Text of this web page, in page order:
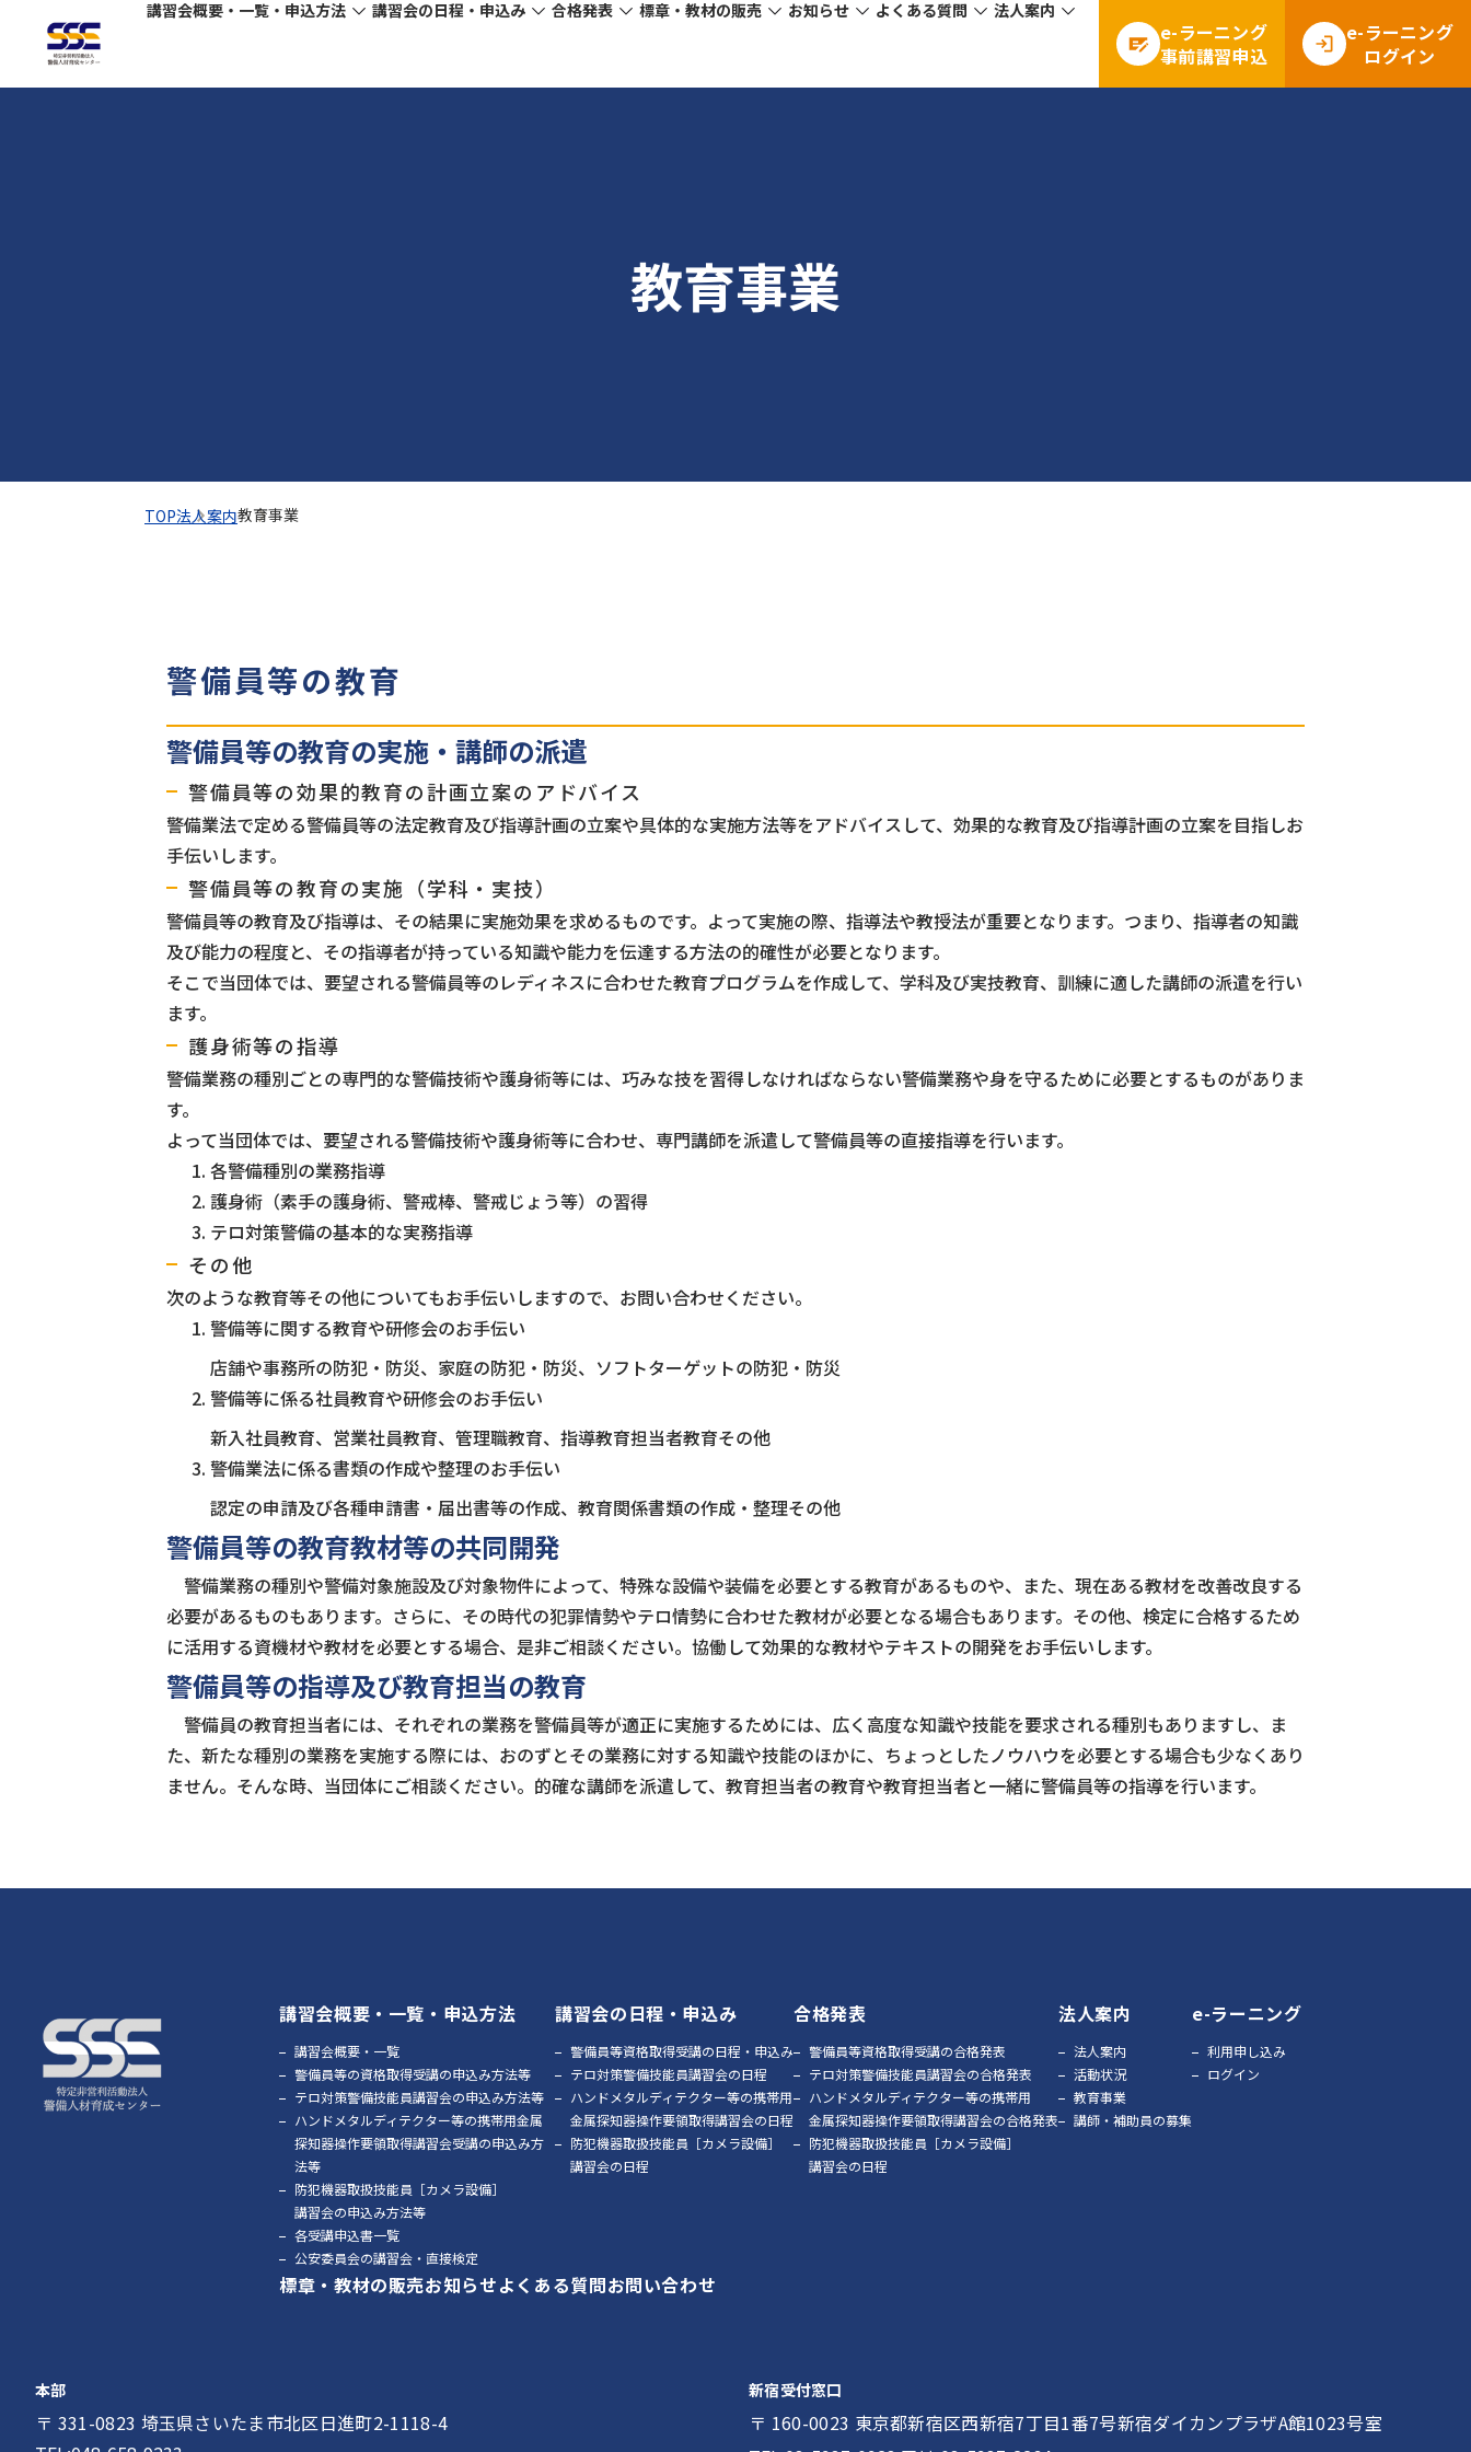
講習会概要・一覧・申込方法 講習会の日程・申込み 合格発表 標章・教材の販売 お知らせ よくある質問 法人案内
e-ラーニング
事前講習申込
e-ラーニング
ログイン
教育事業
TOP法人案内教育事業
警備員等の教育
警備員等の教育の実施・講師の派遣
警備員等の効果的教育の計画立案のアドバイス
警備業法で定める警備員等の法定教育及び指導計画の立案や具体的な実施方法等をアドバイスして、効果的な教育及び指導計画の立案を目指しお
手伝いします。
警備員等の教育の実施（学科・実技）
警備員等の教育及び指導は、その結果に実施効果を求めるものです。よって実施の際、指導法や教授法が重要となります。つまり、指導者の知識
及び能力の程度と、その指導者が持っている知識や能力を伝達する方法の的確性が必要となります。
そこで当団体では、要望される警備員等のレディネスに合わせた教育プログラムを作成して、学科及び実技教育、訓練に適した講師の派遣を行い
ます。
護身術等の指導
警備業務の種別ごとの専門的な警備技術や護身術等には、巧みな技を習得しなければならない警備業務や身を守るために必要とするものがありま
す。
よって当団体では、要望される警備技術や護身術等に合わせ、専門講師を派遣して警備員等の直接指導を行います。
各警備種別の業務指導
護身術（素手の護身術、警戒棒、警戒じょう等）の習得
テロ対策警備の基本的な実務指導
その他
次のような教育等その他についてもお手伝いしますので、お問い合わせください。
警備等に関する教育や研修会のお手伝い
店舗や事務所の防犯・防災、家庭の防犯・防災、ソフトターゲットの防犯・防災
警備等に係る社員教育や研修会のお手伝い
新入社員教育、営業社員教育、管理職教育、指導教育担当者教育その他
警備業法に係る書類の作成や整理のお手伝い
認定の申請及び各種申請書・届出書等の作成、教育関係書類の作成・整理その他
警備員等の教育教材等の共同開発
警備業務の種別や警備対象施設及び対象物件によって、特殊な設備や装備を必要とする教育があるものや、また、現在ある教材を改善改良する
必要があるものもあります。さらに、その時代の犯罪情勢やテロ情勢に合わせた教材が必要となる場合もあります。その他、検定に合格するため
に活用する資機材や教材を必要とする場合、是非ご相談ください。協働して効果的な教材やテキストの開発をお手伝いします。
警備員等の指導及び教育担当の教育
警備員の教育担当者には、それぞれの業務を警備員等が適正に実施するためには、広く高度な知識や技能を要求される種別もありますし、ま
た、新たな種別の業務を実施する際には、おのずとその業務に対する知識や技能のほかに、ちょっとしたノウハウを必要とする場合も少なくあり
ません。そんな時、当団体にご相談ください。的確な講師を派遣して、教育担当者の教育や教育担当者と一緒に警備員等の指導を行います。
講習会概要・一覧・申込方法
講習会概要・一覧
警備員等の資格取得受講の申込み方法等
テロ対策警備技能員講習会の申込み方法等
ハンドメタルディテクター等の携帯用金属
探知器操作要領取得講習会受講の申込み方
法等
防犯機器取扱技能員［カメラ設備］
講習会の申込み方法等
各受講申込書一覧
公安委員会の講習会・直接検定
講習会の日程・申込み
警備員等資格取得受講の日程・申込み
テロ対策警備技能員講習会の日程
ハンドメタルディテクター等の携帯用
金属探知器操作要領取得講習会の日程
防犯機器取扱技能員［カメラ設備］
講習会の日程
合格発表
警備員等資格取得受講の合格発表
テロ対策警備技能員講習会の合格発表
ハンドメタルディテクター等の携帯用
金属探知器操作要領取得講習会の合格発表
防犯機器取扱技能員［カメラ設備］
講習会の日程
法人案内
法人案内
活動状況
教育事業
講師・補助員の募集
e-ラーニング
利用申し込み
ログイン
標章・教材の販売お知らせよくある質問お問い合わせ
本部
〒 331-0823 埼玉県さいたま市北区日進町2-1118-4
新宿受付窓口
〒 160-0023 東京都新宿区西新宿7丁目1番7号新宿ダイカンプラザA館1023号室